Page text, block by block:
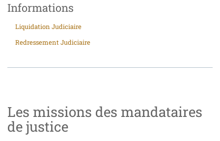
Informations
Liquidation Judiciaire
Redressement Judiciaire
Les missions des mandataires
de justice